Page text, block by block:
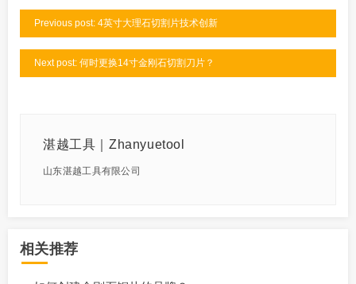
Previous post: 4英寸大理石切割片技术创新
Next post: 何时更换14寸金刚石切割刀片？
湛越工具｜Zhanyuetool
山东湛越工具有限公司
相关推荐